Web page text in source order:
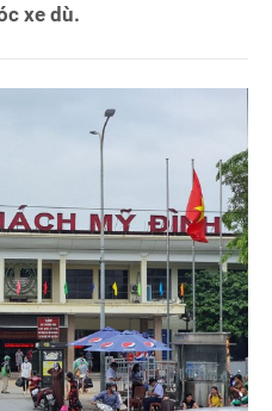
xe dù.